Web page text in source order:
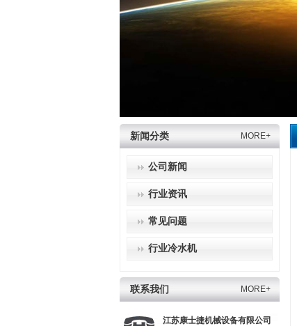
新闻分类 MORE+
公司新闻
行业资讯
常见问题
行业冷水机
联系我们 MORE+
江苏康士捷机械设备有限公司